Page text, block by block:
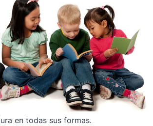
en todas sus formas.